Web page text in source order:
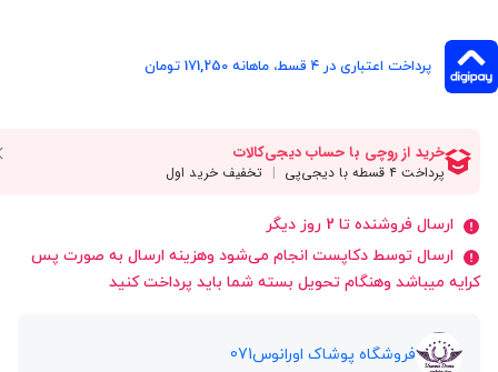
پرداخت اعتباری در ۴ قسط، ماهانه 171,250 تومان
ارسال فروشنده تا 2 روز دیگر
ارسال توسط دکاپست انجام می‌شود وهزینه ارسال به صورت پس
کرایه میباشد وهنگام تحویل بسته شما باید پرداخت کنید
فروشگاه پوشاک اورانوس071